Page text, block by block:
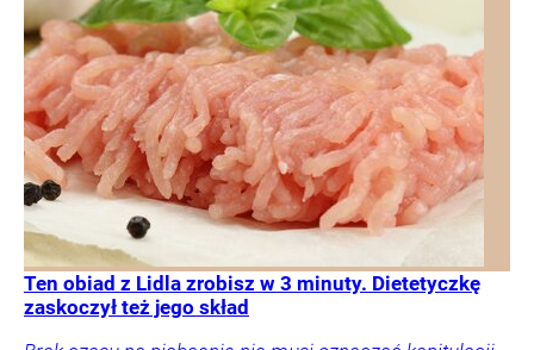
Ten obiad z Lidla zrobisz w 3 minuty. Dietetyczkę
zaskoczył też jego skład